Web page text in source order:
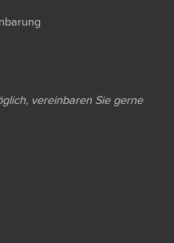
vereinbaren Sie gerne